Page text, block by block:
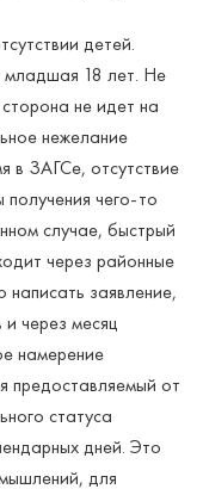
детей.
18 лет. Не
не идет на
нежелание
в ЗАГСе, отсутствие
получения чего-то
случае, быстрый
через районные
заявление,
через месяц
намерение
предоставляемый от
статуса
дней. Это
для